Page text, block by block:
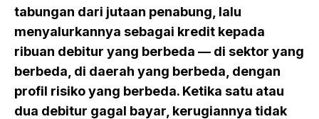
tabungan dari jutaan penabung, lalu
menyalurkannya sebagai kredit kepada
ribuan debitur yang berbeda — di sektor yang
berbeda, di daerah yang berbeda, dengan
profil risiko yang berbeda. Ketika satu atau
dua debitur gagal bayar, kerugiannya tidak